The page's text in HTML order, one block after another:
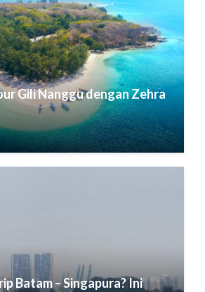
Gili Nanggu dengan Zehra
Batam – Singapura? Ini